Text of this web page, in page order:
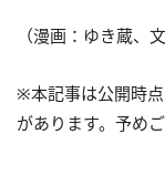
（漫画：ゆき蔵、
※本記事は公開時
があります。予め